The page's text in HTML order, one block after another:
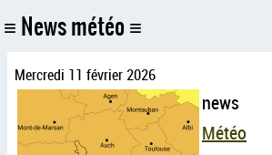
News météo
Mercredi 11 février 2026
news
Météo